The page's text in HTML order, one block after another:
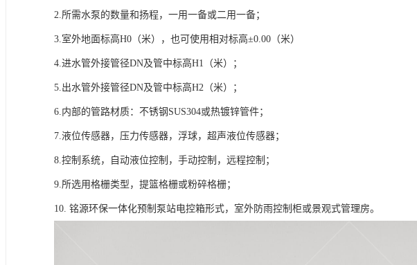
2.所需水泵的数量和扬程，一用一备或二用一备；
3.室外地面标高H0（米），也可使用相对标高±0.00（米）
4.进水管外接管径DN及管中标高H1（米）；
5.出水管外接管径DN及管中标高H2（米）；
6.内部的管路材质：不锈钢SUS304或热镀锌管件；
7.液位传感器，压力传感器，浮球，超声液位传感器；
8.控制系统，自动液位控制，手动控制，远程控制；
9.所选用格栅类型，提篮格栅或粉碎格栅；
10. 铭源环保一体化预制泵站电控箱形式，室外防雨控制柜或景观式管理房。